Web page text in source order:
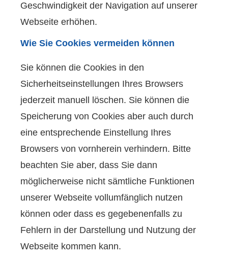
Geschwindigkeit der Navigation auf unserer
Webseite erhöhen.
Wie Sie Cookies vermeiden können
Sie können die Cookies in den
Sicherheitseinstellungen Ihres Browsers
jederzeit manuell löschen. Sie können die
Speicherung von Cookies aber auch durch
eine entsprechende Einstellung Ihres
Browsers von vornherein verhindern. Bitte
beachten Sie aber, dass Sie dann
möglicherweise nicht sämtliche Funktionen
unserer Webseite vollumfänglich nutzen
können oder dass es gegebenenfalls zu
Fehlern in der Darstellung und Nutzung der
Webseite kommen kann.